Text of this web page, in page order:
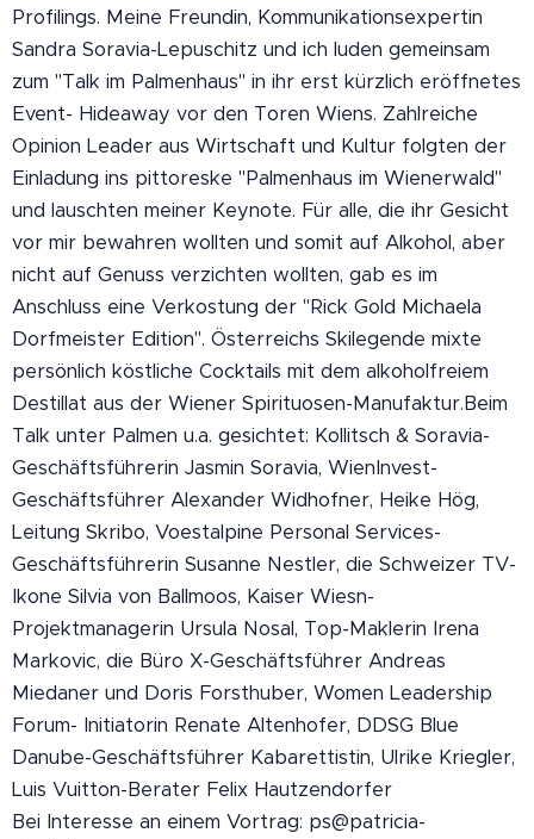
11.09.2022
Profilings. Meine Freundin, Kommunikationsexpertin
Sandra Soravia-Lepuschitz und ich luden gemeinsam
zum "Talk im Palmenhaus" in ihr erst kürzlich eröffnetes
Event- Hideaway vor den Toren Wiens. Zahlreiche
Opinion Leader aus Wirtschaft und Kultur folgten der
Einladung ins pittoreske "Palmenhaus im Wienerwald"
und lauschten meiner Keynote. Für alle, die ihr Gesicht
vor mir bewahren wollten und somit auf Alkohol, aber
nicht auf Genuss verzichten wollten, gab es im
Anschluss eine Verkostung der "Rick Gold Michaela
Dorfmeister Edition". Österreichs Skilegende mixte
persönlich köstliche Cocktails mit dem alkoholfreiem
Destillat aus der Wiener Spirituosen-Manufaktur.Beim
Talk unter Palmen u.a. gesichtet: Kollitsch & Soravia-
Geschäftsführerin Jasmin Soravia, WienInvest-
Geschäftsführer Alexander Widhofner, Heike Hög,
Leitung Skribo, Voestalpine Personal Services-
Geschäftsführerin Susanne Nestler, die Schweizer TV-
Ikone Silvia von Ballmoos, Kaiser Wiesn-
Projektmanagerin Ursula Nosal, Top-Maklerin Irena
Markovic, die Büro X-Geschäftsführer Andreas
Miedaner und Doris Forsthuber, Women Leadership
Forum- Initiatorin Renate Altenhofer, DDSG Blue
Danube-Geschäftsführer Kabarettistin, Ulrike Kriegler,
Luis Vuitton-Berater Felix Hautzendorfer
Bei Interesse an einem Vortrag: ps@patricia-